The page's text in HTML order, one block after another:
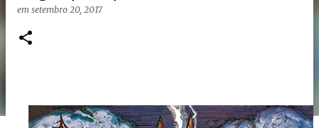
em setembro 20, 2017